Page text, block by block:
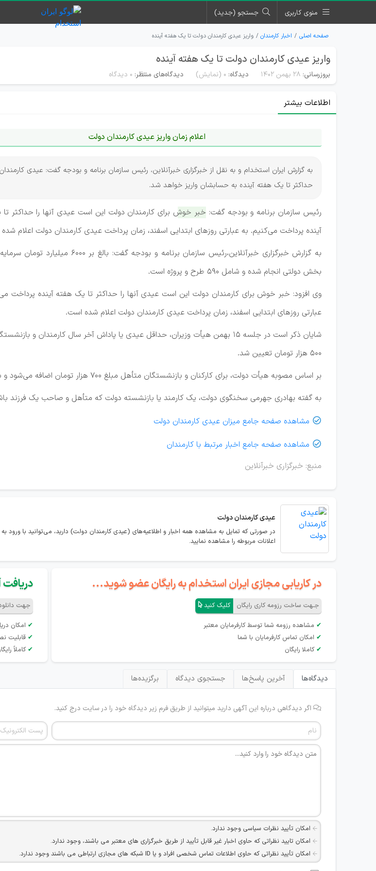
منوی کاربری جستجو (جدید)
صفحه اصلی اخبار کارمندان واریز عیدی کارمندان دولت تا یک هفته آینده
واریز عیدی کارمندان دولت تا یک هفته آینده
بروزرسانی: ۲۸ بهمن ۱۴۰۲ دیدگاه: 0 (نمایش) دیدگاه‌های منتظر: ۰ دیدگاه
اطلاعات بیشتر
اعلام زمان واریز عیدی کارمندان دولت
به گزارش ایران استخدام و به نقل از خبرگزاری خبرآنلاین، رئیس سازمان برنامه و بودجه گفت: عیدی
حداکثر تا یک هفته آینده به حسابشان واریز خواهد شد.
رئیس سازمان برنامه و بودجه گفت: خبر خوش برای کارمندان دولت این است عیدی آنها را حداکثر
آینده پرداخت می‌کنیم. به عبارتی روزهای ابتدایی اسفند، زمان پرداخت عیدی کارمندان دولت اعلام
به گزارش خبرگزاری خبرآنلاین،رئیس سازمان برنامه و بودجه گفت: بالغ بر
بخش دولتی انجام شده و شامل ۵۹۰ طرح و پروژه است.
وی افزود: خبر خوش برای کارمندان دولت این است عیدی آنها را حداکثر تا یک هفته آینده پرداخت
عبارتی روزهای ابتدایی اسفند، زمان پرداخت عیدی کارمندان دولت اعلام شده است.
۵۰۰ هزار تومان تعیین شد.
بر اساس مصوبه هیأت دولت، برای کارکنان و بازنشستگان متأهل مبلغ ۷۰۰ هزار تومان اضافه می‌شود و به ازای هر فرزند نیز ۳۰۰ هزار تومان عیدی تعلق خواهد گرفت.
به گفته بهادری جهرمی سخنگوی دولت، یک کارمند یا بازنشسته دولت که متأهل و صاحب یک فرزند باشد، مبلغ ۳ میلیون و ۵۰۰ هزار تومان عیدی
 مشاهده صفحه جامع میزان عیدی کارمندان دولت
 مشاهده صفحه جامع اخبار مرتبط با کارمندان
منبع: خبرگزاری خبرآنلاین
عیدی کارمندان دولت
در صورتی که تمایل به مشاهده همه اخبار و اطلاعیه‌های (عیدی کارمندان دولت) دارید، می‌توانید با
اعلانات مربوطه را مشاهده نمایید.
در کاریابی مجازی ایران استخدام به رایگان عضو شوید...
جـهت ساخت رزومه کاری رایگان کلیک کنید
✔ مشاهده رزومه شما توسط کارفرمایان معتبر
✔ امکان تماس کارفرمایان با شما
✔ کاملا رایگان
دریافت
جهت
✔ امکان
✔ قابلیت
✔کاملاً
دیدگاه‌ها آخرین پاسخ‌ها جستجوی دیدگاه برگزیده‌ها
اگر دیدگاهی درباره این آگهی دارید میتوانید از طریق فرم زیر دیدگاه خود را در سایت درج کنید.
امکان تأیید نظرات سیاسی وجود ندارد.
امکان تایید نظراتی که حاوی اخبار غیر قابل تأیید از طریق خبرگزاری های معتبر می باشند، وجود ندارد.
امکان تأیید نظراتی که حاوی اطلاعات تماس شخصی افراد و یا ID شبکه های مجازی ارتباطی می باشند وجود ندارد.